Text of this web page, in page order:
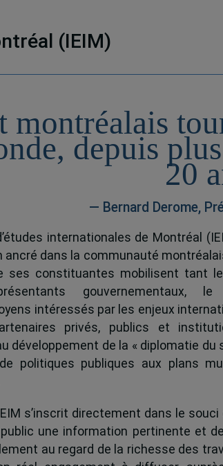
(IEIM)
montréalais
depuis
20
— Bernard Derome,
internationales de Montréal
ancré dans la communauté
ses constituantes mobilisent tant
gouvernementaux, le
intéressés par les enjeux
privés, publics et
développement de la « diplomatie du
politiques publiques aux plans
s’inscrit directement dans le souci
une information pertinente et
au regard de la richesse des